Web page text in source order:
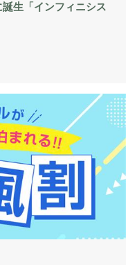
生「インフィニシス